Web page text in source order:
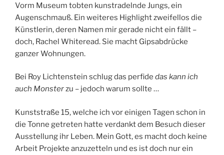
Vorm Museum tobten kunstradelnde Jungs, ein
Augenschmauß. Ein weiteres Highlight zweifellos die
Künstlerin, deren Namen mir gerade nicht ein fällt –
doch, Rachel Whiteread. Sie macht Gipsabdrücke
ganzer Wohnungen.
Bei Roy Lichtenstein schlug das perfide das kann ich
auch Monsterzu – jedoch warum sollte …
Kunststraße 15, welche ich vor einigen Tagen schon in
die Tonne getreten hatte verdankt dem Besuch dieser
Ausstellung ihr Leben. Mein Gott, es macht doch keine
Arbeit Projekte anzuzetteln und es ist doch nur ein